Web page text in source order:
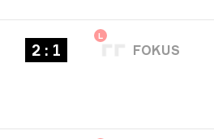
2 : 1
L
FOKUS